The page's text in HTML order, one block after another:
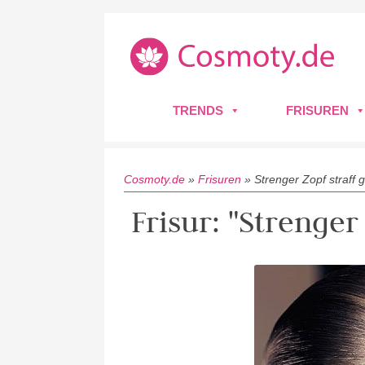
TRENDS FRISUREN
Cosmoty.de » Frisuren » Strenger Zopf straff
Frisur: